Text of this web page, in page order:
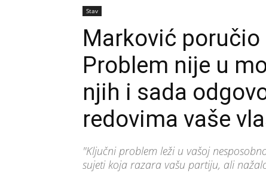
Stav
Marković
Problem nije u
njih i sada
redovima vaše
"Ključni problem leži u vašoj
sujeti koja razara vašu partiju, ali